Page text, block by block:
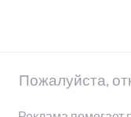
Пожалуйста,